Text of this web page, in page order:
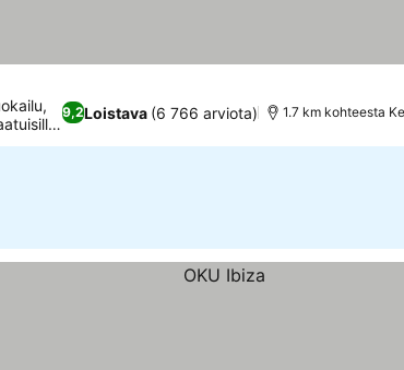
9,2Loistava (6 766 arviota) 1.7 km kohteesta